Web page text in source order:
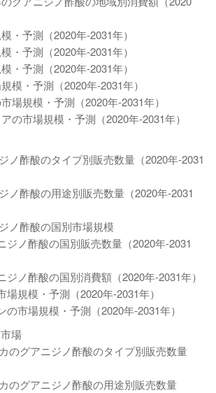
・予測（2020年-2031年）
・予測（2020年-2031年）
・予測（2020年-2031年）
模・予測（2020年-2031年）
場規模・予測（2020年-2031年）
の市場規模・予測（2020年-2031年）
ノ酢酸のタイプ別販売数量（2020年-2031
ノ酢酸の用途別販売数量（2020年-2031
ノ酢酸の国別市場規模
ジノ酢酸の国別販売数量（2020年-2031
ジノ酢酸の国別消費額（2020年-2031年）
場規模・予測（2020年-2031年）
の市場規模・予測（2020年-2031年）
場
のグアニジノ酢酸のタイプ別販売数量
のグアニジノ酢酸の用途別販売数量